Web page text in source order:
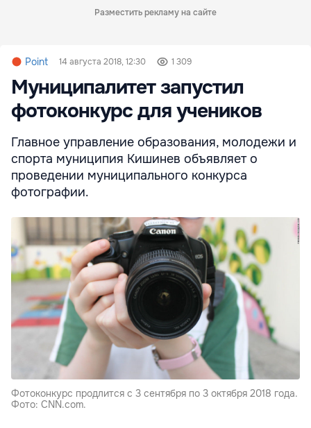
Разместить рекламу на сайте
Point 14 августа 2018, 12:30 1 309
Муниципалитет запустил
фотоконкурс для учеников
Главное управление образования, молодежи и
спорта муниципия Кишинев объявляет о
проведении муниципального конкурса
фотографии.
Фотоконкурс продлится с 3 сентября по 3 октября 2018 года.
Фото: CNN.com.